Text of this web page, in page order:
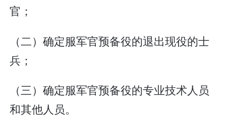
官；
（二）确定服军官预备役的退出现役的士
兵；
（三）确定服军官预备役的专业技术人员
和其他人员。